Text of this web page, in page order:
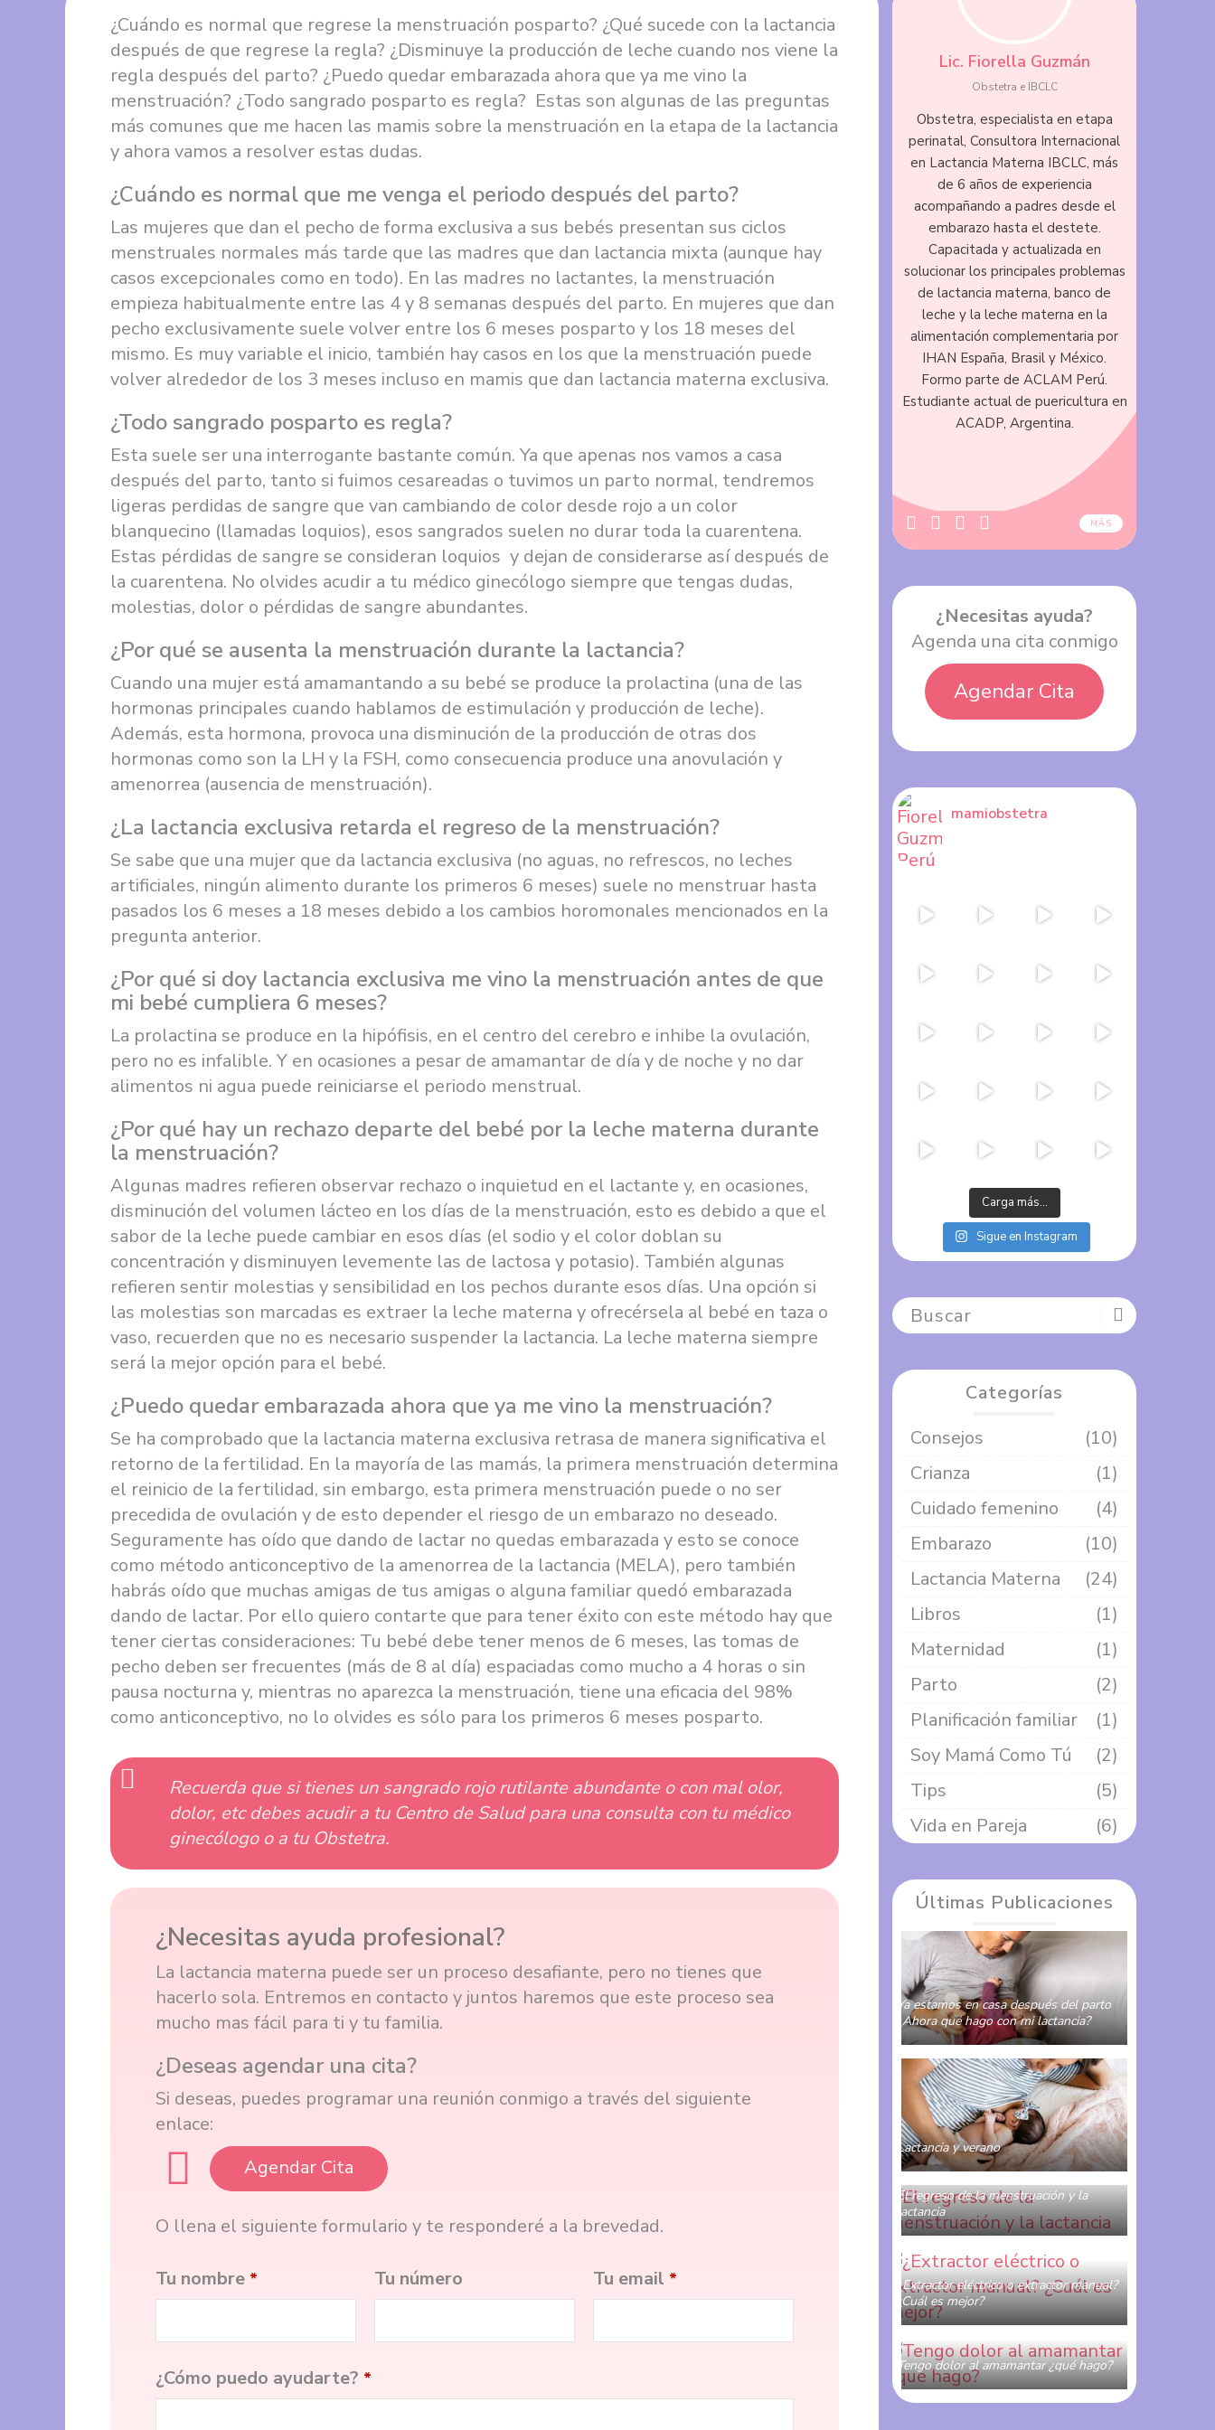
¿Cuándo es normal que regrese la menstruación posparto? ¿Qué sucede con la lactancia
después de que regrese la regla? ¿Disminuye la producción de leche cuando nos viene la
regla después del parto? ¿Puedo quedar embarazada ahora que ya me vino la
menstruación? ¿Todo sangrado posparto es regla? Estas son algunas de las preguntas
más comunes que me hacen las mamis sobre la menstruación en la etapa de la lactancia
y ahora vamos a resolver estas dudas.
¿Cuándo es normal que me venga el periodo después del parto?
Las mujeres que dan el pecho de forma exclusiva a sus bebés presentan sus ciclos
menstruales normales más tarde que las madres que dan lactancia mixta (aunque hay
casos excepcionales como en todo). En las madres no lactantes, la menstruación
empieza habitualmente entre las 4 y 8 semanas después del parto. En mujeres que dan
pecho exclusivamente suele volver entre los 6 meses posparto y los 18 meses del
mismo. Es muy variable el inicio, también hay casos en los que la menstruación puede
volver alrededor de los 3 meses incluso en mamis que dan lactancia materna exclusiva.
¿Todo sangrado posparto es regla?
Esta suele ser una interrogante bastante común. Ya que apenas nos vamos a casa
después del parto, tanto si fuimos cesareadas o tuvimos un parto normal, tendremos
ligeras perdidas de sangre que van cambiando de color desde rojo a un color
blanquecino (llamadas loquios), esos sangrados suelen no durar toda la cuarentena.
Estas pérdidas de sangre se consideran loquios y dejan de considerarse así después de
la cuarentena. No olvides acudir a tu médico ginecólogo siempre que tengas dudas,
molestias, dolor o pérdidas de sangre abundantes.
¿Por qué se ausenta la menstruación durante la lactancia?
Cuando una mujer está amamantando a su bebé se produce la prolactina (una de las
hormonas principales cuando hablamos de estimulación y producción de leche).
Además, esta hormona, provoca una disminución de la producción de otras dos
hormonas como son la LH y la FSH, como consecuencia produce una anovulación y
amenorrea (ausencia de menstruación).
¿La lactancia exclusiva retarda el regreso de la menstruación?
Se sabe que una mujer que da lactancia exclusiva (no aguas, no refrescos, no leches
artificiales, ningún alimento durante los primeros 6 meses) suele no menstruar hasta
pasados los 6 meses a 18 meses debido a los cambios horomonales mencionados en la
pregunta anterior.
¿Por qué si doy lactancia exclusiva me vino la menstruación antes de que
mi bebé cumpliera 6 meses?
La prolactina se produce en la hipófisis, en el centro del cerebro e inhibe la ovulación,
pero no es infalible. Y en ocasiones a pesar de amamantar de día y de noche y no dar
alimentos ni agua puede reiniciarse el periodo menstrual.
¿Por qué hay un rechazo departe del bebé por la leche materna durante
la menstruación?
Algunas madres refieren observar rechazo o inquietud en el lactante y, en ocasiones,
disminución del volumen lácteo en los días de la menstruación, esto es debido a que el
sabor de la leche puede cambiar en esos días (el sodio y el color doblan su
concentración y disminuyen levemente las de lactosa y potasio). También algunas
refieren sentir molestias y sensibilidad en los pechos durante esos días. Una opción si
las molestias son marcadas es extraer la leche materna y ofrecérsela al bebé en taza o
vaso, recuerden que no es necesario suspender la lactancia. La leche materna siempre
será la mejor opción para el bebé.
¿Puedo quedar embarazada ahora que ya me vino la menstruación?
Se ha comprobado que la lactancia materna exclusiva retrasa de manera significativa el
retorno de la fertilidad. En la mayoría de las mamás, la primera menstruación determina
el reinicio de la fertilidad, sin embargo, esta primera menstruación puede o no ser
precedida de ovulación y de esto depender el riesgo de un embarazo no deseado.
Seguramente has oído que dando de lactar no quedas embarazada y esto se conoce
como método anticonceptivo de la amenorrea de la lactancia (MELA), pero también
habrás oído que muchas amigas de tus amigas o alguna familiar quedó embarazada
dando de lactar. Por ello quiero contarte que para tener éxito con este método hay que
tener ciertas consideraciones: Tu bebé debe tener menos de 6 meses, las tomas de
pecho deben ser frecuentes (más de 8 al día) espaciadas como mucho a 4 horas o sin
pausa nocturna y, mientras no aparezca la menstruación, tiene una eficacia del 98%
como anticonceptivo, no lo olvides es sólo para los primeros 6 meses posparto.
Recuerda que si tienes un sangrado rojo rutilante abundante o con mal olor,
dolor, etc debes acudir a tu Centro de Salud para una consulta con tu médico
ginecólogo o a tu Obstetra.
¿Necesitas ayuda profesional?
La lactancia materna puede ser un proceso desafiante, pero no tienes que
hacerlo sola. Entremos en contacto y juntos haremos que este proceso sea
mucho mas fácil para ti y tu familia.
¿Deseas agendar una cita?
Si deseas, puedes programar una reunión conmigo a través del siguiente
enlace:
Agendar Cita
O llena el siguiente formulario y te responderé a la brevedad.
Tu nombre * Tu número Tu email *
¿Cómo puedo ayudarte? *
Lic. Fiorella Guzmán
Obstetra e IBCLC
Obstetra, especialista en etapa
perinatal, Consultora Internacional
en Lactancia Materna IBCLC, más
de 6 años de experiencia
acompañando a padres desde el
embarazo hasta el destete.
Capacitada y actualizada en
solucionar los principales problemas
de lactancia materna, banco de
leche y la leche materna en la
alimentación complementaria por
IHAN España, Brasil y México.
Formo parte de ACLAM Perú.
Estudiante actual de puericultura en
ACADP, Argentina.
MÁS
¿Necesitas ayuda?
Agenda una cita conmigo
Agendar Cita
mamiobstetra
Carga más…
Sigue en Instagram
Categorías
Consejos
(10)
Crianza
(1)
Cuidado femenino
(4)
Embarazo
(10)
Lactancia Materna
(24)
Libros
(1)
Maternidad
(1)
Parto
(2)
Planificación familiar
(1)
Soy Mamá Como Tú
(2)
Tips
(5)
Vida en Pareja
(6)
Últimas Publicaciones
Ya estamos en casa después del parto
¿Ahora qué hago con mi lactancia?
Lactancia y verano
El regreso de la menstruación y la
lactancia
¿Extractor eléctrico o extractor manual?
¿Cuál es mejor?
Tengo dolor al amamantar ¿qué hago?